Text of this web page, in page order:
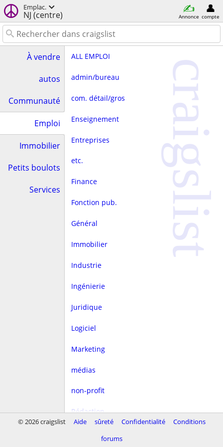
Emplac.
NJ (centre) Annonce compte
À vendre
autos
Communauté
Emploi
Immobilier
Petits boulots
Services
ALL EMPLOI
admin/bureau
com. détail/gros
Enseignement
Entreprises
etc.
Finance
Fonction pub.
Général
Immobilier
Industrie
Ingénierie
Juridique
Logiciel
Marketing
médias
non-profit
Rédaction
craigslist
© 2026 craigslist Aide sûreté Confidentialité
Conditions
forums